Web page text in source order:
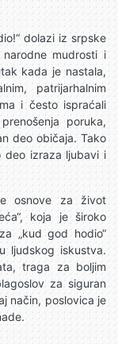
dolazi iz srpske
mudrosti i
kada je nastala,
patrijarhalnim
i često ispraćali
poruka,
deo običaja. Tako
deo izraza ljubavi i
osnove za život
koja je široko
„kud god hodio“
ljudskog iskustva.
traga za boljim
za siguran
način, poslovica je